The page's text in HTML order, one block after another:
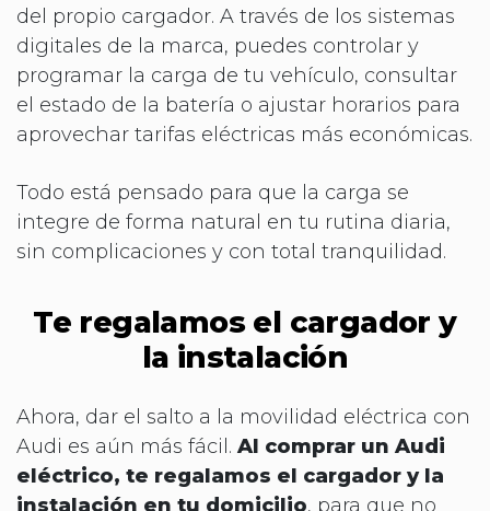
del propio cargador. A través de los sistemas
digitales de la marca, puedes controlar y
programar la carga de tu vehículo, consultar
el estado de la batería o ajustar horarios para
aprovechar tarifas eléctricas más económicas.
Todo está pensado para que la carga se
integre de forma natural en tu rutina diaria,
sin complicaciones y con total tranquilidad.
Te regalamos el cargador y
la instalación
Ahora, dar el salto a la movilidad eléctrica con
Audi es aún más fácil. Al comprar un Audi
eléctrico, te regalamos el cargador y la
instalación en tu domicilio, para que no